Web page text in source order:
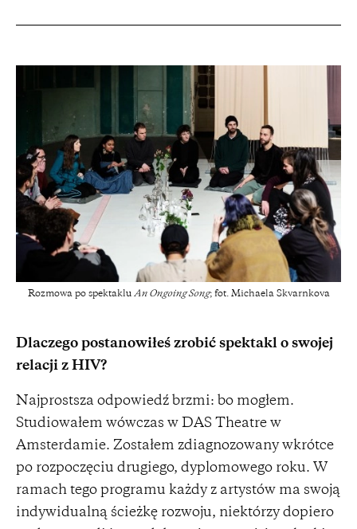
Rozmowa po spektaklu An Ongoing Song; fot. Michaela Skvarnkova
Dlaczego postanowiłeś zrobić spektakl o swojej
relacji z HIV?
Najprostsza odpowiedź brzmi: bo mogłem.
Studiowałem wówczas w DAS Theatre w
Amsterdamie. Zostałem zdiagnozowany wkrótce
po rozpoczęciu drugiego, dyplomowego roku. W
ramach tego programu każdy z artystów ma swoją
indywidualną ścieżkę rozwoju, niektórzy dopiero